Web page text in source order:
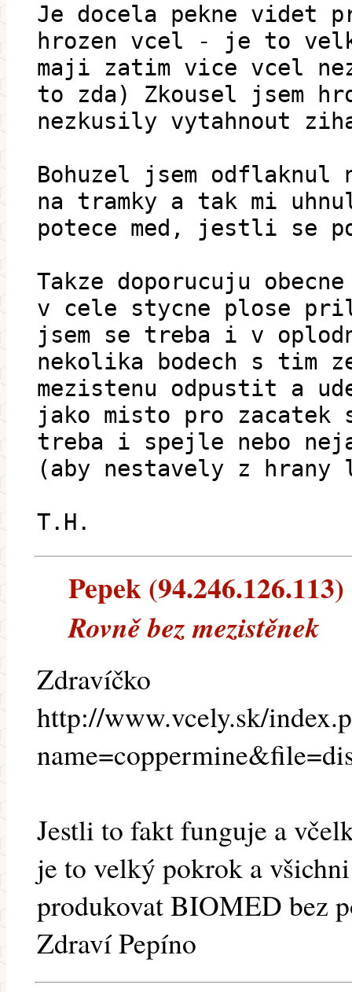
Je docela pekne videt
hrozen vcel - je to
maji zatim vice vcel
to zda) Zkousel jsem
nezkusily vytahnout
Bohuzel jsem odflaknul
na tramky a tak mi
potece med, jestli se
Takze doporucuju
v cele stycne plose
jsem se treba i v
nekolika bodech s tim
mezistenu odpustit a
jako misto pro zacatek
treba i spejle nebo
(aby nestavely z hrany
T.H.
Pepek
Rovně bez mezistěnek
Zdravíčko
http://www.vcely.sk/
Jestli to fakt funguje a
je to velký pokrok a
produkovat BIOMED bez
Zdraví Pepíno